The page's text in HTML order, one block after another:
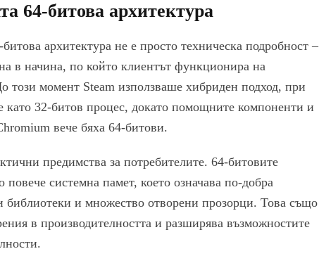
64-битова архитектура
архитектура не е просто техническа подробност –
в начина, по който клиентът функционира на
този момент Steam използваше хибриден подход, при
32-битов процес, докато помощните компоненти и
вече бяха 64-битови.
предимства за потребителите. 64-битовите
системна памет, което означава по-добра
библиотеки и множество отворени прозорци. Това също
в производителността и разширява възможностите